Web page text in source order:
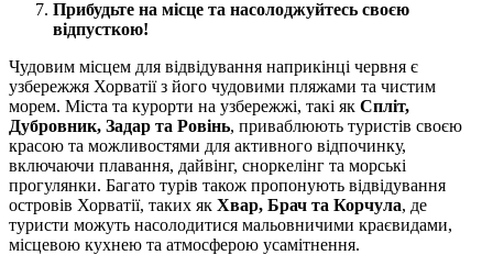
Прибудьте на місце та насолоджуйтесь своєю
відпусткою!
Чудовим місцем для відвідування наприкінці червня є
узбережжя Хорватії з його чудовими пляжами та чистим
морем. Міста та курорти на узбережжі, такі як Спліт,
Дубровник, Задар та Ровінь, приваблюють туристів своєю
красою та можливостями для активного відпочинку,
включаючи плавання, дайвінг, сноркелінг та морські
прогулянки. Багато турів також пропонують відвідування
островів Хорватії, таких як Хвар, Брач та Корчула, де
туристи можуть насолодитися мальовничими краєвидами,
місцевою кухнею та атмосферою усамітнення.